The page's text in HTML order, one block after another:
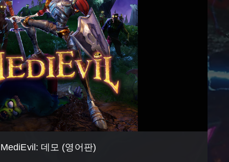
MediEvil: 데모 (영어판)